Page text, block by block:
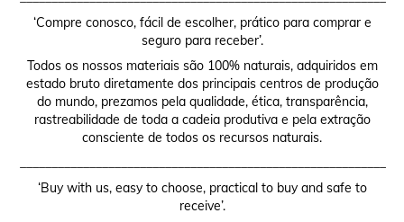
‘Compre conosco, fácil de escolher, prático para comprar e
seguro para receber’.
Todos os nossos materiais são 100% naturais, adquiridos em
estado bruto diretamente dos principais centros de produção
do mundo, prezamos pela qualidade, ética, transparência,
rastreabilidade de toda a cadeia produtiva e pela extração
consciente de todos os recursos naturais.
‘Buy with us, easy to choose, practical to buy and safe to
receive’.